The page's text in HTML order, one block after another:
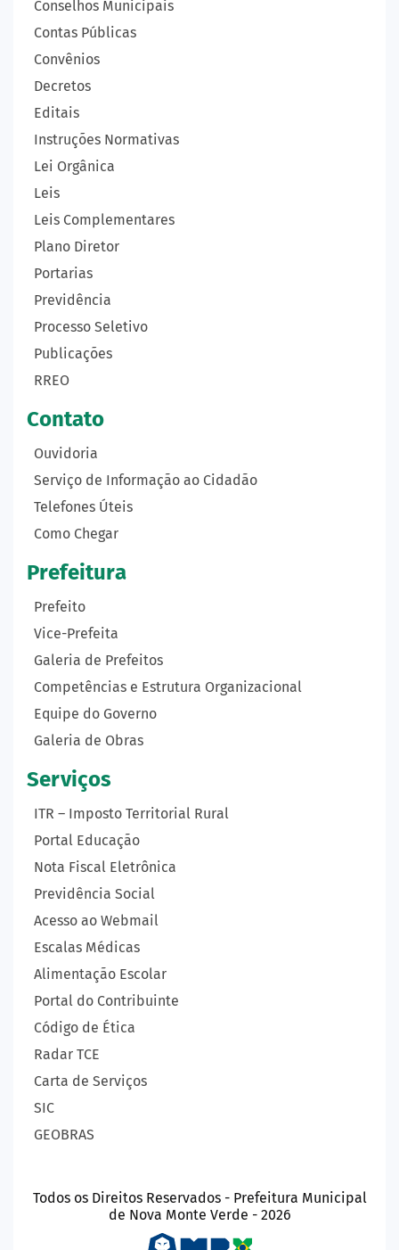
Conselhos Municipais
Contas Públicas
Convênios
Decretos
Editais
Instruções Normativas
Lei Orgânica
Leis
Leis Complementares
Plano Diretor
Portarias
Previdência
Processo Seletivo
Publicações
RREO
Contato
Ouvidoria
Serviço de Informação ao Cidadão
Telefones Úteis
Como Chegar
Prefeitura
Prefeito
Vice-Prefeita
Galeria de Prefeitos
Competências e Estrutura Organizacional
Equipe do Governo
Galeria de Obras
Serviços
ITR – Imposto Territorial Rural
Portal Educação
Nota Fiscal Eletrônica
Previdência Social
Acesso ao Webmail
Escalas Médicas
Alimentação Escolar
Portal do Contribuinte
Código de Ética
Radar TCE
Carta de Serviços
SIC
GEOBRAS
Todos os Direitos Reservados - Prefeitura Municipal
de Nova Monte Verde - 2026